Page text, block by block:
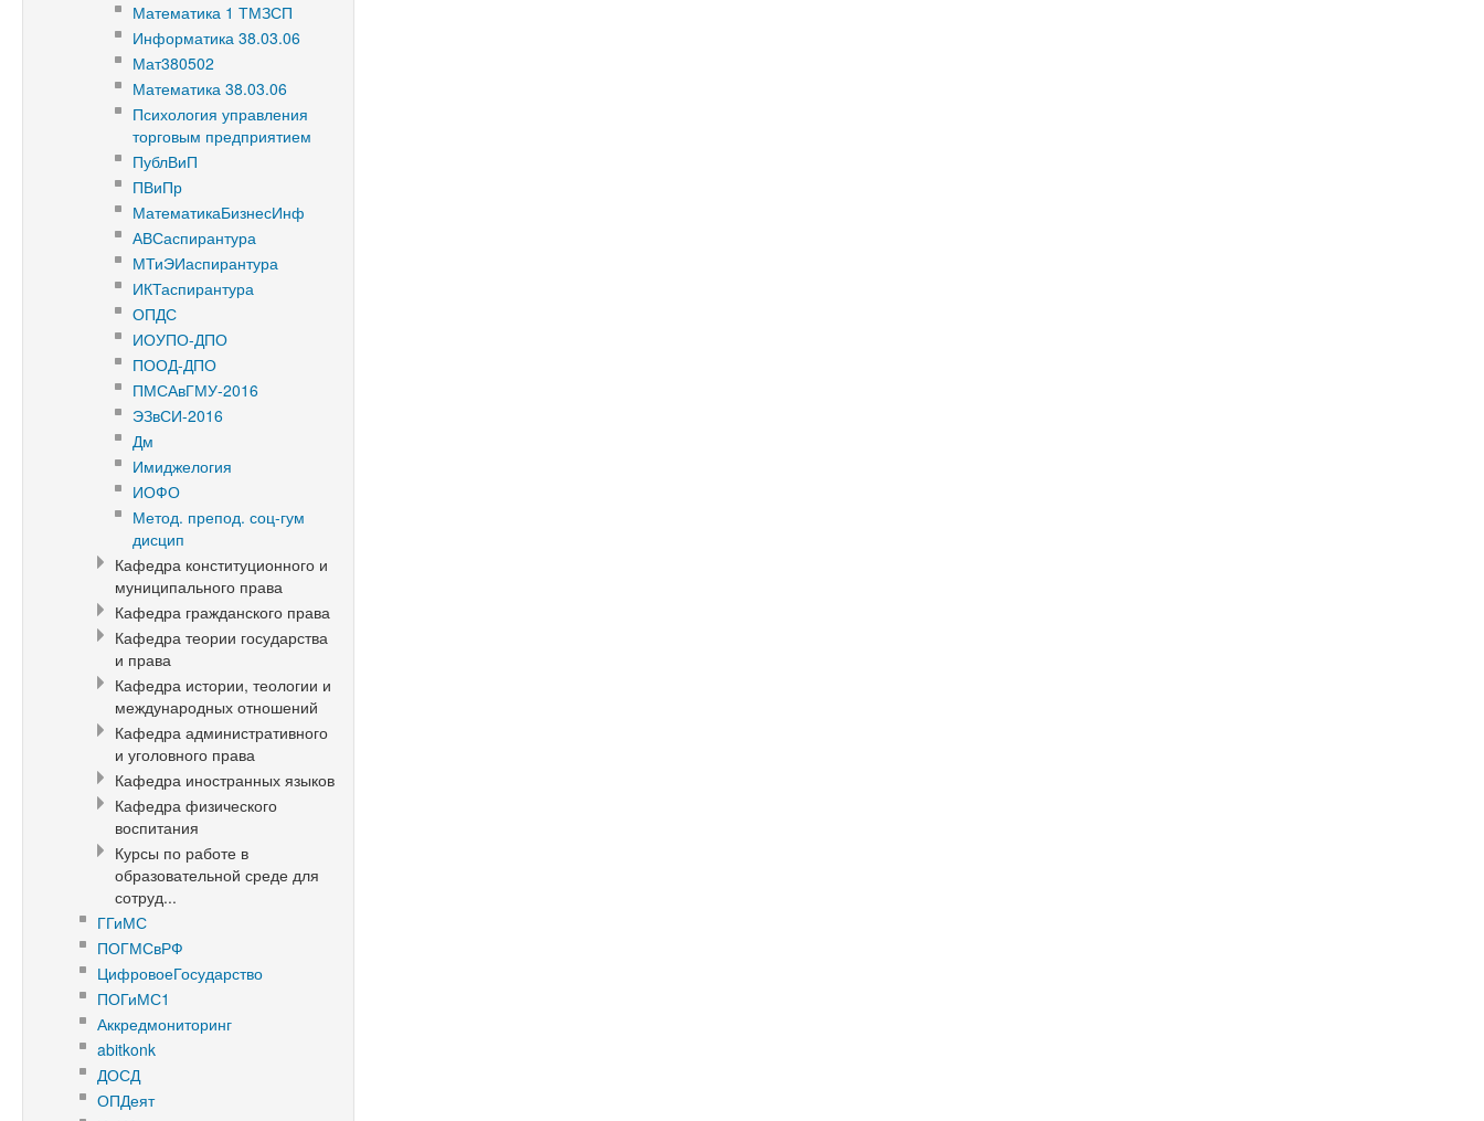
Математика 1 ТМЗСП
Информатика 38.03.06
Мат380502
Математика 38.03.06
Психология управления
торговым предприятием
ПублВиП
ПВиПр
МатематикаБизнесИнф
АВСаспирантура
МТиЭИаспирантура
ИКТаспирантура
ОПДС
ИОУПО-ДПО
ПООД-ДПО
ПМСАвГМУ-2016
ЭЗвСИ-2016
Дм
Имиджелогия
ИОФО
Метод. препод. соц-гум
дисцип
Кафедра конституционного и
муниципального права
Кафедра гражданского права
Кафедра теории государства
и права
Кафедра истории, теологии и
международных отношений
Кафедра административного
и уголовного права
Кафедра иностранных языков
Кафедра физического
воспитания
Курсы по работе в
образовательной среде для
сотруд...
ГГиМС
ПОГМСвРФ
ЦифровоеГосударство
ПОГиМС1
Аккредмониторинг
abitkonk
ДОСД
ОПДеят